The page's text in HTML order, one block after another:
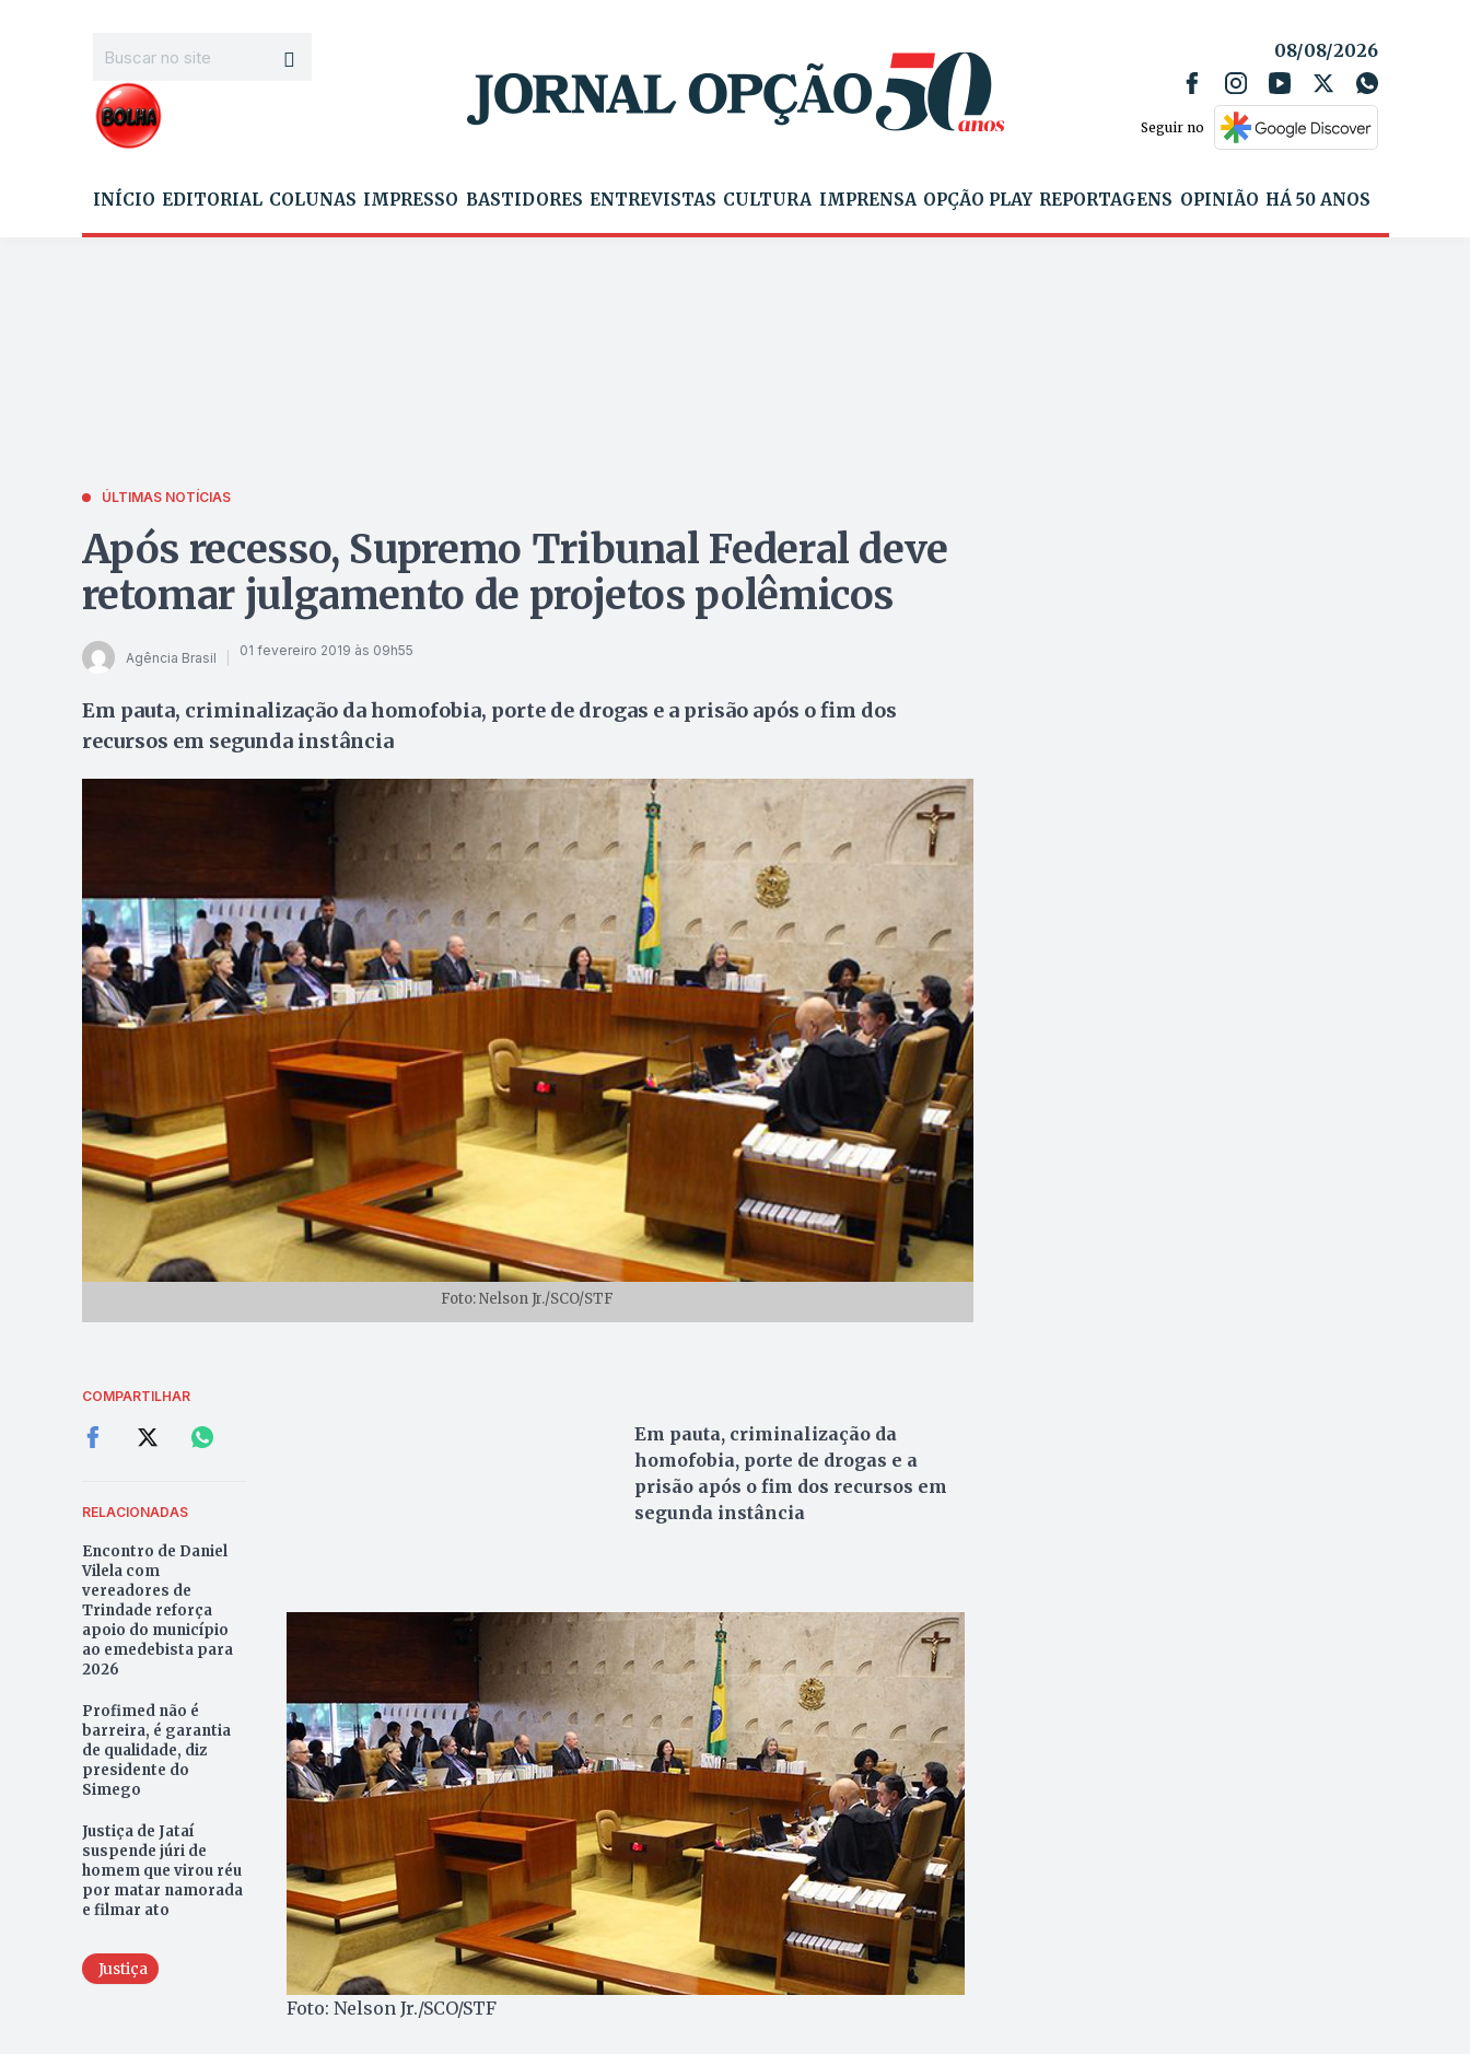
08/08/2026
Seguir no
INÍCIO EDITORIAL COLUNAS IMPRESSO BASTIDORES ENTREVISTAS CULTURA IMPRENSA OPÇÃO PLAY REPORTAGENS OPINIÃO HÁ 50 ANOS
ÚLTIMAS NOTÍCIAS
Após recesso, Supremo Tribunal Federal deve
retomar julgamento de projetos polêmicos
Agência Brasil 01 fevereiro 2019 às 09h55
Em pauta, criminalização da homofobia, porte de drogas e a prisão após o fim dos
recursos em segunda instância
Foto: Nelson Jr./SCO/STF
COMPARTILHAR
RELACIONADAS
Encontro de Daniel
Vilela com
vereadores de
Trindade reforça
apoio do município
ao emedebista para
2026
Profimed não é
barreira, é garantia
de qualidade, diz
presidente do
Simego
Justiça de Jataí
suspende júri de
homem que virou réu
por matar namorada
e filmar ato
Justiça
Em pauta, criminalização da
homofobia, porte de drogas e a
prisão após o fim dos recursos em
segunda instância
Foto: Nelson Jr./SCO/STF